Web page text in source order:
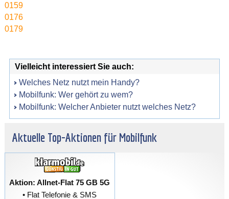
0159
0176
0179
Vielleicht interessiert Sie auch:
Welches Netz nutzt mein Handy?
Mobilfunk: Wer gehört zu wem?
Mobilfunk: Welcher Anbieter nutzt welches Netz?
Aktuelle Top-Aktionen für Mobilfunk
Aktion: Allnet-Flat 75 GB 5G
• Flat Telefonie & SMS